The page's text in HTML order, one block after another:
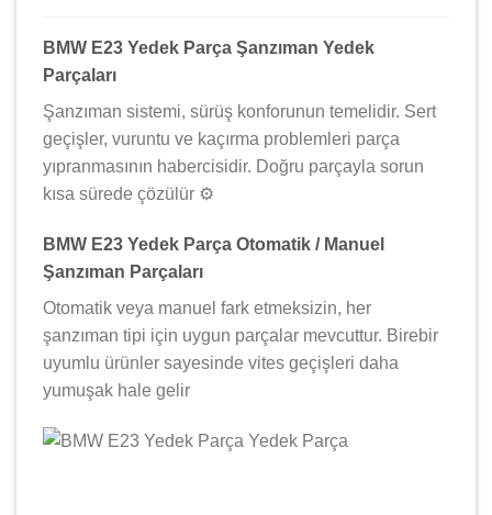
BMW E23 Yedek Parça Şanzıman Yedek
Parçaları
Şanzıman sistemi, sürüş konforunun temelidir. Sert
geçişler, vuruntu ve kaçırma problemleri parça
yıpranmasının habercisidir. Doğru parçayla sorun
kısa sürede çözülür ⚙️
BMW E23 Yedek Parça Otomatik / Manuel
Şanzıman Parçaları
Otomatik veya manuel fark etmeksizin, her
şanzıman tipi için uygun parçalar mevcuttur. Birebir
uyumlu ürünler sayesinde vites geçişleri daha
yumuşak hale gelir ️